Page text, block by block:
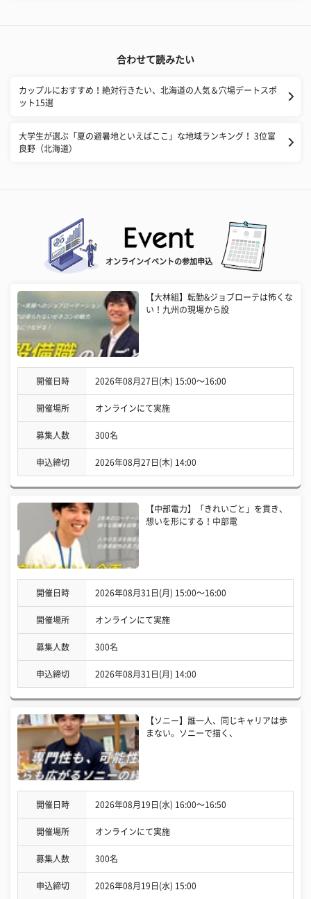
合わせて読みたい
カップルにおすすめ！絶対行きたい、北海道の人気＆穴場デートスポ
ット15選
大学生が選ぶ「夏の避暑地といえばここ」な地域ランキング！ 3位富
良野（北海道）
オンラインイベントの参加申込
【大林組】転勤&ジョブローテは怖くな
い！九州の現場から設
開催日時 2026年08月27日(木) 15:00〜16:00
開催場所 オンラインにて実施
募集人数 300名
申込締切 2026年08月27日(木) 14:00
【中部電力】「きれいごと」を貫き、
想いを形にする！中部電
開催日時 2026年08月31日(月) 15:00〜16:00
開催場所 オンラインにて実施
募集人数 300名
申込締切 2026年08月31日(月) 14:00
【ソニー】誰一人、同じキャリアは歩
まない。ソニーで描く、
開催日時 2026年08月19日(水) 16:00〜16:50
開催場所 オンラインにて実施
募集人数 300名
申込締切 2026年08月19日(水) 15:00